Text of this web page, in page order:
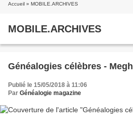
Accueil » MOBILE.ARCHIVES
MOBILE.ARCHIVES
Généalogies célèbres -
Publié le 15/05/2018 à 11:06
Par Généalogie magazine